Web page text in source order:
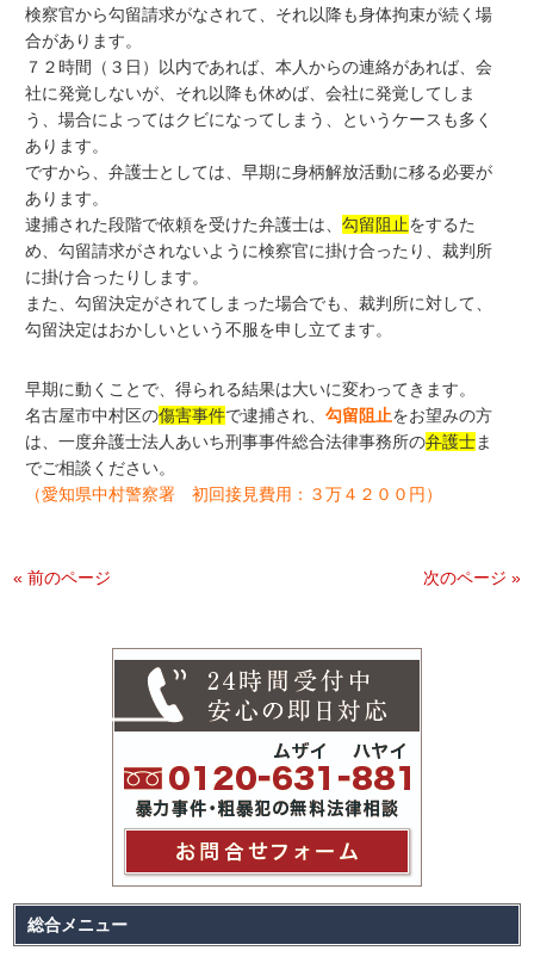
検察官から勾留請求がなされて、それ以降も身体拘束が続く場
合があります。
７２時間（３日）以内であれば、本人からの連絡があれば、会
社に発覚しないが、それ以降も休めば、会社に発覚してしま
う、場合によってはクビになってしまう、というケースも多く
あります。
ですから、弁護士としては、早期に身柄解放活動に移る必要が
あります。
逮捕された段階で依頼を受けた弁護士は、勾留阻止をするた
め、勾留請求がされないように検察官に掛け合ったり、裁判所
に掛け合ったりします。
また、勾留決定がされてしまった場合でも、裁判所に対して、
勾留決定はおかしいという不服を申し立てます。
早期に動くことで、得られる結果は大いに変わってきます。
名古屋市中村区の傷害事件で逮捕され、勾留阻止をお望みの方
は、一度弁護士法人あいち刑事事件総合法律事務所の弁護士ま
でご相談ください。
（愛知県中村警察署 初回接見費用：３万４２００円）
« 前のページ 次のページ »
総合メニュー